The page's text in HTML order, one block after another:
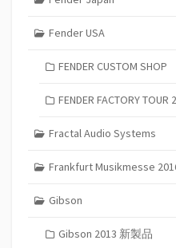
Fender USA
FENDER CUSTOM SHOP
FENDER FACTORY TOUR
Fractal Audio Systems
Frankfurt Musikmesse
Gibson
Gibson 2013 新製品